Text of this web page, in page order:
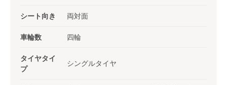
シート向き 両対面
車輪数 四輪
タイヤタイ
プ
シングルタイヤ